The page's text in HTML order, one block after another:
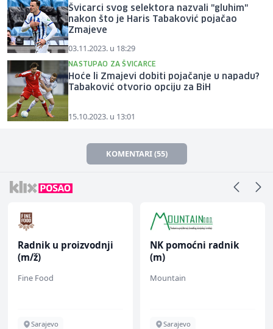
Švicarci svog selektora nazvali "gluhim"
nakon što je Haris Tabaković pojačao
Zmajeve
03.11.2023. u 18:29
NASTUPAO ZA ŠVICARCE
Hoće li Zmajevi dobiti pojačanje u napadu?
Tabaković otvorio opciju za BiH
15.10.2023. u 13:01
KOMENTARI (55)
Radnik u proizvodnji
(m/ž)
Fine Food
Sarajevo
NK pomoćni radnik
(m)
Mountain
Sarajevo